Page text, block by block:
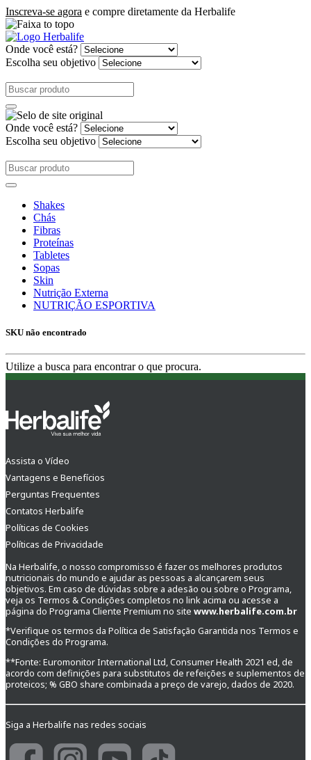
Inscreva-se agora e compre diretamente da Herbalife
Onde você está?
Escolha seu objetivo
Onde você está?
Escolha seu objetivo
Shakes
Chás
Fibras
Proteínas
Tabletes
Sopas
Skin
Nutrição Externa
NUTRIÇÃO ESPORTIVA
SKU não encontrado
Utilize a busca para encontrar o que procura.
Assista o Vídeo
Vantagens e Benefícios
Perguntas Frequentes
Contatos Herbalife
Políticas de Cookies
Políticas de Privacidade
Na Herbalife, o nosso compromisso é fazer os melhores produtos
nutricionais do mundo e ajudar as pessoas a alcançarem seus
objetivos. Em caso de dúvidas sobre a adesão ou sobre o Programa,
veja os Termos & Condições completos no link acima ou acesse a
página do Programa Cliente Premium no site www.herbalife.com.br
*Verifique os termos da Política de Satisfação Garantida nos Termos e
Condições do Programa.
**Fonte: Euromonitor International Ltd, Consumer Health 2021 ed, de
acordo com definições para substitutos de refeições e suplementos de
proteicos; % GBO share combinada a preço de varejo, dados de 2020.
Siga a Herbalife nas redes sociais